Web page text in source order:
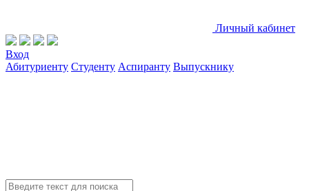
Личный кабинет
Вход
Абитуриенту Студенту Аспиранту Выпускнику